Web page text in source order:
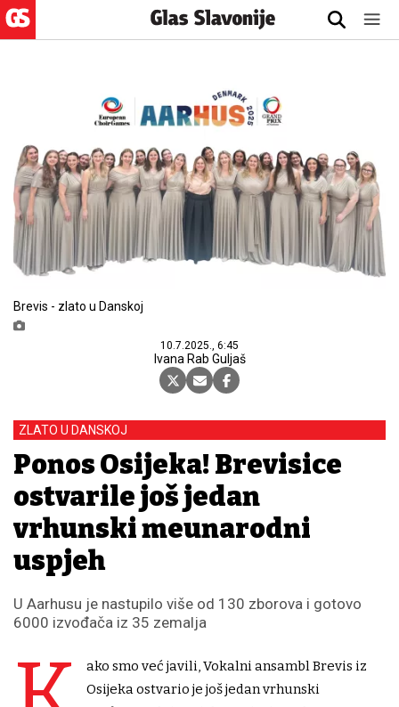
Brevis - zlato u Danskoj
10.7.2025., 6:45
Ivana Rab Guljaš
ZLATO U DANSKOJ
Ponos Osijeka! Brevisice
ostvarile još jedan
vrhunski međunarodni
uspjeh
U Aarhusu je nastupilo više od 130 zborova i gotovo
6000 izvođača iz 35 zemalja
ako smo već javili, Vokalni ansambl Brevis iz
Osijeka ostvario je još jedan vrhunski